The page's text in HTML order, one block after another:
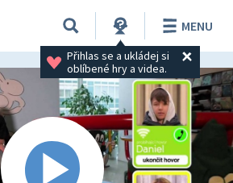
Přihlas se a ukládej si
oblíbené hry a videa.
MENU